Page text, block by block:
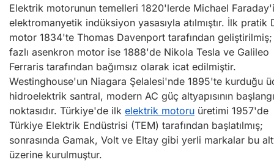
Elektrik motorunun temelleri 1820'lerde Michael
elektromanyetik indüksiyon yasasıyla atılmıştır. İlk pratik
motor 1834'te Thomas Davenport tarafından
fazlı asenkron motor ise 1888'de Nikola Tesla ve Galileo
Ferraris tarafından bağımsız olarak icat edilmiştir.
Westinghouse'un Niagara Şelalesi'nde 1895'te kurduğu
hidroelektrik santral, modern AC güç altyapısının
noktasıdır. Türkiye'de ilk elektrik motoru üretimi 1957'de
Türkiye Elektrik Endüstrisi (TEM) tarafından başlatılmış;
sonrasında Gamak, Volt ve Eltay gibi yerli markalar bu
üzerine kurulmuştur.